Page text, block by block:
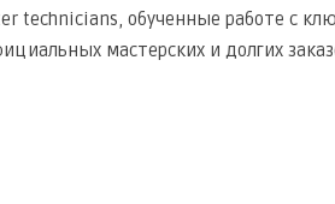
technicians, обученные работе с
мастерских и долгих